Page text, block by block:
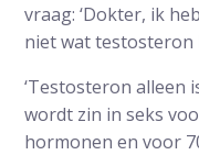
vraag: ‘Dokter, ik
niet wat testosteron
‘Testosteron alleen
wordt zin in seks
hormonen en voor